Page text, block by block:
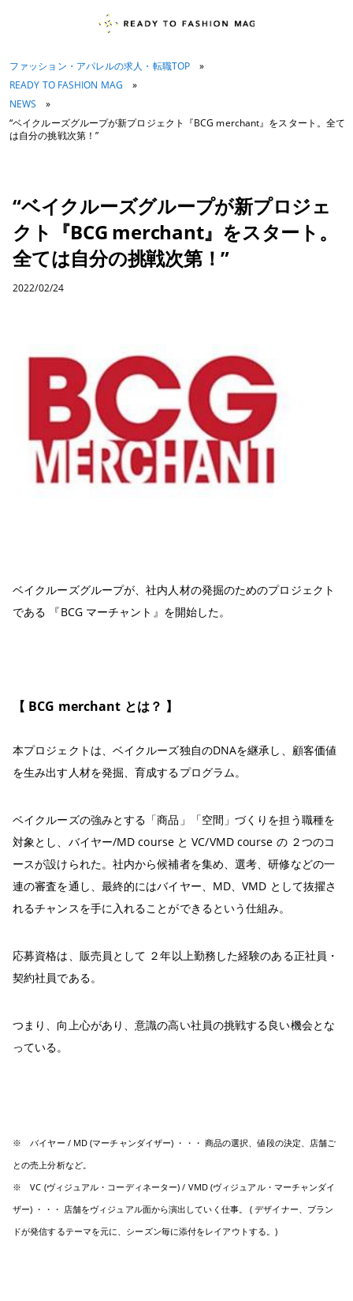
ファッション・アパレルの求人・転職TOP
»
READY TO FASHION MAG
»
NEWS
»
“ベイクルーズグループが新プロジェクト『BCG merchant』をスタート。全て
は自分の挑戦次第！”
“ベイクルーズグループが新プロジェ
クト『BCG merchant』をスタート。
全ては自分の挑戦次第！”
2022/02/24
ベイクルーズグループが、社内人材の発掘のためのプロジェクト
である 『BCG マーチャント』を開始した。
【 BCG merchant とは？ 】
本プロジェクトは、ベイクルーズ独自のDNAを継承し、顧客価値
を生み出す人材を発掘、育成するプログラム。
ベイクルーズの強みとする「商品」「空間」づくりを担う職種を
対象とし、バイヤー/MD course と VC/VMD course の ２つのコ
ースが設けられた。社内から候補者を集め、選考、研修などの一
連の審査を通し、最終的にはバイヤー、MD、VMD として抜擢さ
れるチャンスを手に入れることができるという仕組み。
応募資格は、販売員として ２年以上勤務した経験のある正社員・
契約社員である。
つまり、向上心があり、意識の高い社員の挑戦する良い機会とな
っている。
※ バイヤー / MD (マーチャンダイザー) ・・・ 商品の選択、値段の決定、店舗ご
との売上分析など。
※ VC (ヴィジュアル・コーディネーター) / VMD (ヴィジュアル・マーチャンダイ
ザー) ・・・ 店舗をヴィジュアル面から演出していく仕事。 ( デザイナー、ブラン
ドが発信するテーマを元に、シーズン毎に添付をレイアウトする。)